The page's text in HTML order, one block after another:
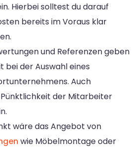
Hierbei solltest du darauf
bereits im Voraus klar
und Referenzen geben
bei der Auswahl eines
Auch
der Mitarbeiter
wäre das Angebot von
wie Möbelmontage oder